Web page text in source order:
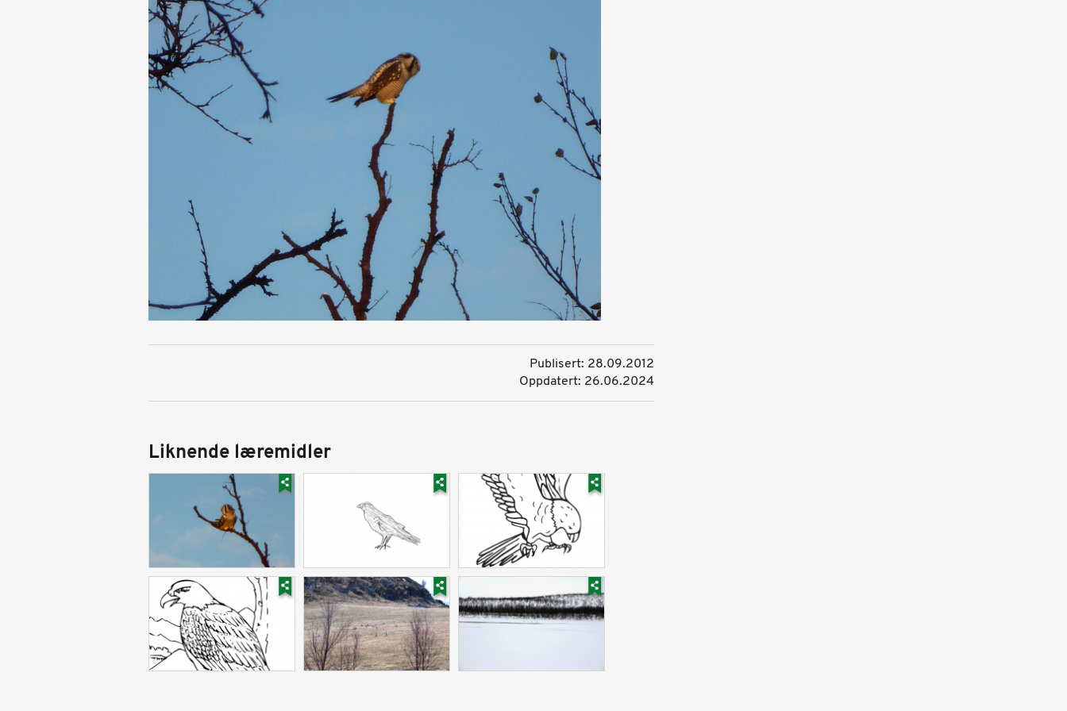
Publisert: 28.09.2012
Oppdatert: 26.06.2024
Liknende læremidler